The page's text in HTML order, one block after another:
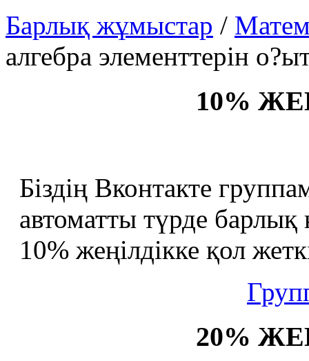
Барлық жұмыстар /
алгебра элементтерін
10%
Біздің Вконтакте
автоматты түрде
10% жеңілдікке қол
20%